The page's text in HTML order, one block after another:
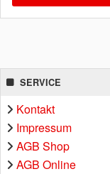
SERVICE
Kontakt
Impressum
AGB Shop
AGB Online